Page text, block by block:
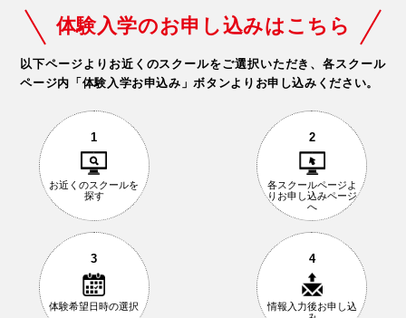
体験入学のお申し込みはこちら
以下ページよりお近くのスクールをご選択いただき、各スクール
ページ内「体験入学お申込み」ボタンよりお申し込みください。
1
お近くのスクールを
探す
2
各スクールページ よ
りお申し込みページ
へ
3
体験希望日時の選択
4
情報入力後お申し込